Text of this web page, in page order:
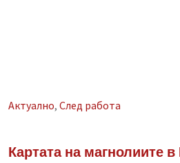
Aктуално, След работа
Картата на магнолиите